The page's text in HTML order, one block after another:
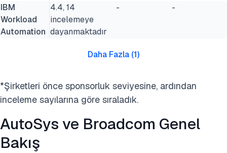
IBM
Workload
Automation
4.4, 14
incelemeye
dayanmaktadır
- -
Daha Fazla (1)
*Şirketleri önce sponsorluk seviyesine, ardından
inceleme sayılarına göre sıraladık.
AutoSys ve Broadcom Genel
Bakış